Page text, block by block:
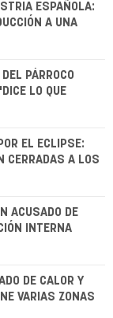
ESPAÑOLA:
A UNA
PÁRROCO
LO QUE
EL ECLIPSE:
CERRADAS A LOS
ACUSADO DE
INTERNA
DE CALOR Y
VARIAS ZONAS